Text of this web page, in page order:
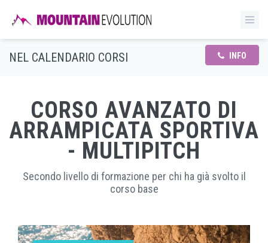
NEL CALENDARIO CORSI INFO
CORSO AVANZATO DI
ARRAMPICATA SPORTIVA
- MULTIPITCH
Secondo livello di formazione per chi ha già svolto il
corso base